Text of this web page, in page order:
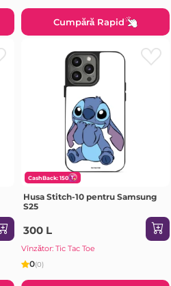
Cumpără Rapid
CashBack: 150
Husa Stitch-10 pentru Samsung
S25
300 L
Vînzător: Tic Tac Toe
0(0)